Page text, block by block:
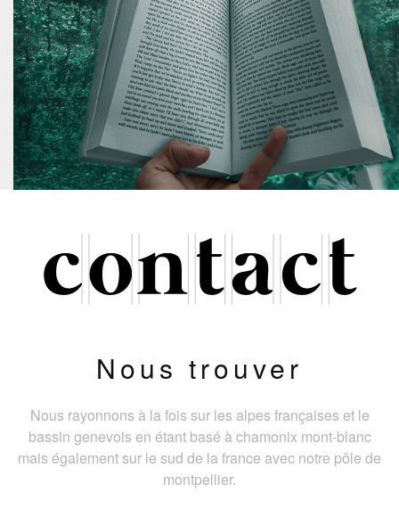
Nous trouver
Nous rayonnons à la fois sur les alpes françaises et le
bassin genevois en étant basé à chamonix mont-blanc
mais également sur le sud de la france avec notre pôle de
montpellier.